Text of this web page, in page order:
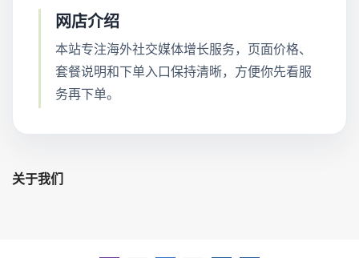
网店介绍
本站专注海外社交媒体增长服务，页面价格、
套餐说明和下单入口保持清晰，方便你先看服
务再下单。
关于我们